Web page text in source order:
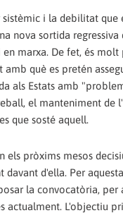
i la debilitat
nova sortida
marxa. De fet, és
amb què es pretén
als Estats amb
el manteniment
que sosté aquell.
els pròxims mesos
davant d'ella. Per
la convocatòria,
actualment. L'objectiu